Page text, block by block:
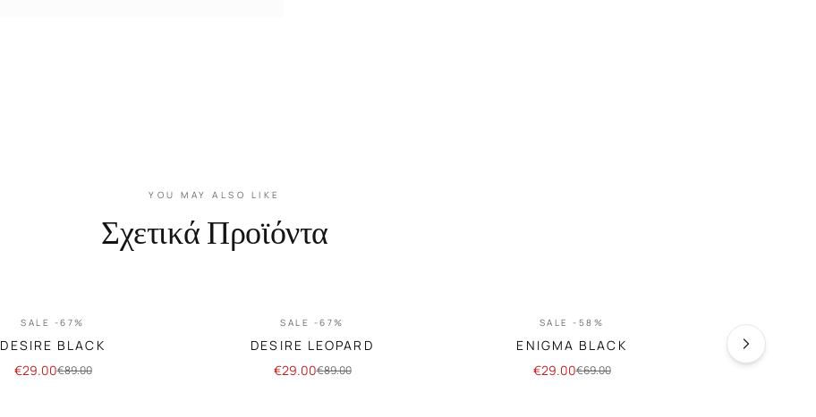
YOU MAY ALSO LIKE
Σχετικά Προϊόντα
SALE -67%
DESIRE BLACK
€29.00€89.00
SALE -67%
DESIRE LEOPARD
€29.00€89.00
SALE -58%
ENIGMA BLACK
€29.00€69.00